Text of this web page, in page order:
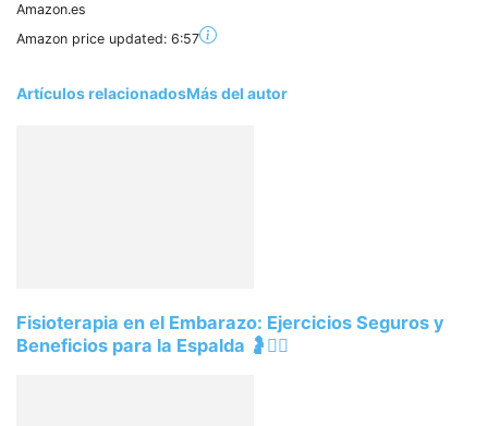
Amazon.es
Amazon price updated: 6:57
Artículos relacionadosMás del autor
Fisioterapia en el Embarazo: Ejercicios Seguros y
Beneficios para la Espalda 🤰💆‍♀️